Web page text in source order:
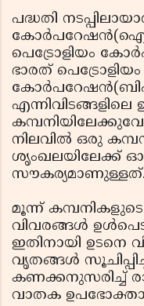
പദ്ധതി
പെട്രോളിയം
ഭാരത് പെട്രോളിയം
നിലവില്‍ ഒരു
ശൃംഖലയിലേക്ക്
സൗകര്യമാണുള്ളത്.
മൂന്ന്
വിവരങ്ങള്‍
ഇതിനായി ഉടനെ
വൃതങ്ങള്‍
കണക്കനുസരിച്ച്
വാതക